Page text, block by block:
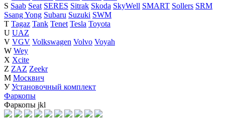
S Saab Seat SERES Sitrak Skoda SkyWell SMART Sollers SRM
Ssang Yong Subaru Suzuki SWM
T Tagaz Tank Tenet Tesla Toyota
U UAZ
V VGV Volkswagen Volvo Voyah
W Wey
X Xcite
Z ZAZ Zeekr
М Москвич
У Установочный комплект
Фаркопы
Фаркопы jkl